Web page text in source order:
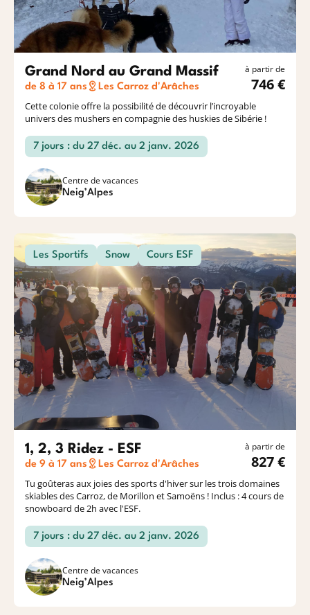
Grand Nord au Grand Massif
de 8 à 17 ans Les Carroz d'Arâches
à partir de
746 €
Cette colonie offre la possibilité de découvrir l’incroyable
univers des mushers en compagnie des huskies de Sibérie !
7 jours : du 27 déc. au 2 janv. 2026
Centre de vacances
Neig’Alpes
Les Sportifs Snow Cours ESF
1, 2, 3 Ridez - ESF
de 9 à 17 ans Les Carroz d'Arâches
à partir de
827 €
Tu goûteras aux joies des sports d'hiver sur les trois domaines
skiables des Carroz, de Morillon et Samoëns ! Inclus : 4 cours de
snowboard de 2h avec l'ESF.
7 jours : du 27 déc. au 2 janv. 2026
Centre de vacances
Neig’Alpes